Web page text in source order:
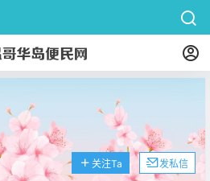
关注Ta 发私信